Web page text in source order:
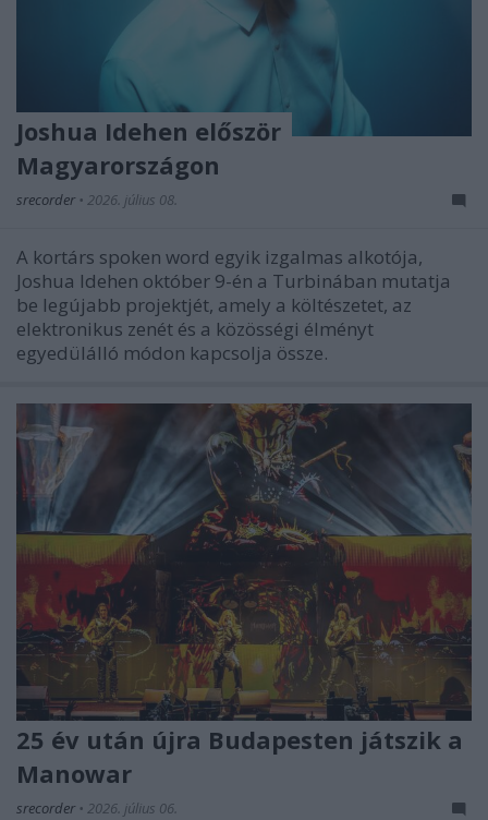
Joshua Idehen először
Magyarországon
srecorder • 2026. július 08.
A kortárs spoken word egyik izgalmas alkotója,
Joshua Idehen október 9-én a Turbinában mutatja
be legújabb projektjét, amely a költészetet, az
elektronikus zenét és a közösségi élményt
egyedülálló módon kapcsolja össze.
25 év után újra Budapesten játszik a
Manowar
srecorder • 2026. július 06.